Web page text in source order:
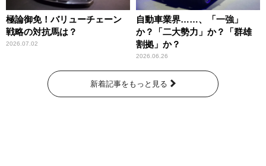
極論御免！バリューチェーン
戦略の対抗馬は？
2026.07.02
自動車業界……、「一強」
か？「二大勢力」か？「群雄
割拠」か？
2026.06.26
新着記事をもっと見る